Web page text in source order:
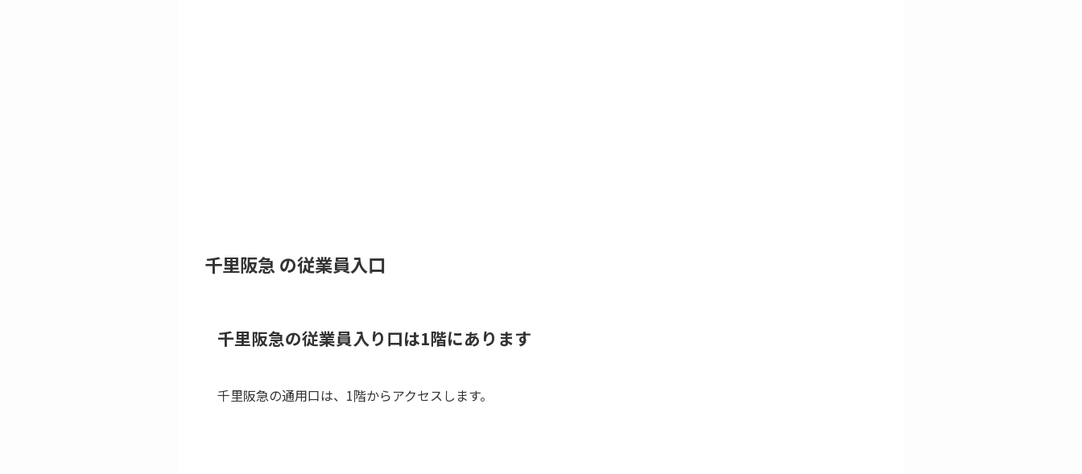
千里阪急 の従業員入口
千里阪急の従業員入り口は1階にあります
千里阪急の通用口は、1階からアクセスします。